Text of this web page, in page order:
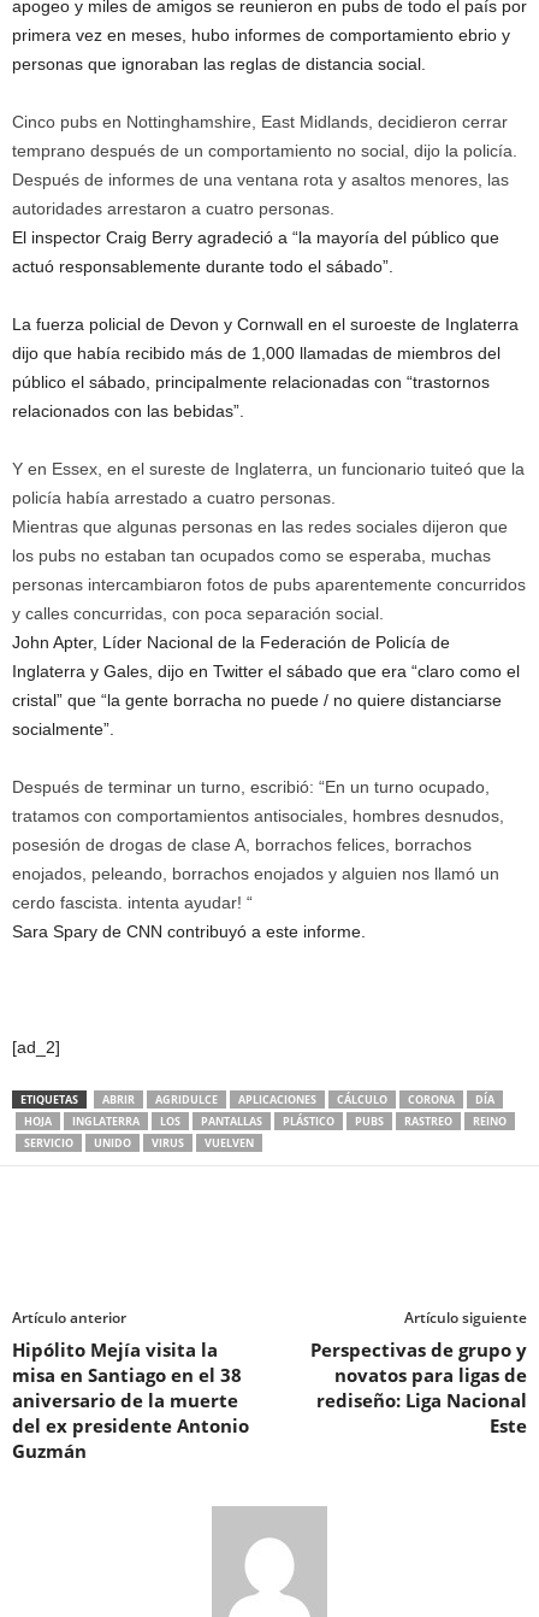
apogeo y miles de amigos se reunieron en pubs de todo el país por
primera vez en meses, hubo informes de comportamiento ebrio y
personas que ignoraban las reglas de distancia social.
Cinco pubs en Nottinghamshire, East Midlands, decidieron cerrar
temprano después de un comportamiento no social, dijo la policía.
Después de informes de una ventana rota y asaltos menores, las
autoridades arrestaron a cuatro personas.
El inspector Craig Berry agradeció a “la mayoría del público que
actuó responsablemente durante todo el sábado”.
La fuerza policial de Devon y Cornwall en el suroeste de Inglaterra
dijo que había recibido más de 1,000 llamadas de miembros del
público el sábado, principalmente relacionadas con “trastornos
relacionados con las bebidas”.
Y en Essex, en el sureste de Inglaterra, un funcionario tuiteó que la
policía había arrestado a cuatro personas.
Mientras que algunas personas en las redes sociales dijeron que
los pubs no estaban tan ocupados como se esperaba, muchas
personas intercambiaron fotos de pubs aparentemente concurridos
y calles concurridas, con poca separación social.
John Apter, Líder Nacional de la Federación de Policía de
Inglaterra y Gales, dijo en Twitter el sábado que era “claro como el
cristal” que “la gente borracha no puede / no quiere distanciarse
socialmente”.
Después de terminar un turno, escribió: “En un turno ocupado,
tratamos con comportamientos antisociales, hombres desnudos,
posesión de drogas de clase A, borrachos felices, borrachos
enojados, peleando, borrachos enojados y alguien nos llamó un
cerdo fascista. intenta ayudar! “
Sara Spary de CNN contribuyó a este informe.
[ad_2]
ETIQUETAS ABRIR AGRIDULCE APLICACIONES CÁLCULO CORONA
DÍA
HOJA
INGLATERRA LOS PANTALLAS PLÁSTICO PUBS RASTREO
REINO
SERVICIO
UNIDO VIRUS VUELVEN
Artículo anterior
Hipólito Mejía visita la
misa en Santiago en el 38
aniversario de la muerte
del ex presidente Antonio
Guzmán
Artículo siguiente
Perspectivas de grupo y
novatos para ligas de
rediseño: Liga Nacional
Este